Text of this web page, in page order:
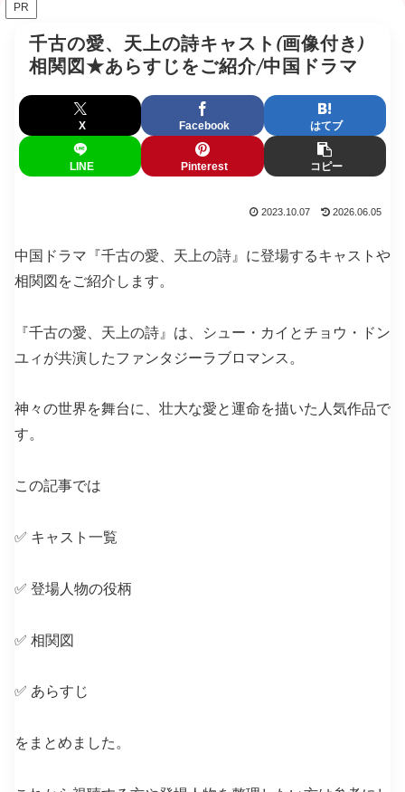
PR
千古の愛、天上の詩キャスト(画像付き)
相関図★あらすじをご紹介/中国ドラマ
X Facebook はてブ
LINE Pinterest コピー
2023.10.07 2026.06.05
中国ドラマ『千古の愛、天上の詩』に登場するキャストや
相関図をご紹介します。
『千古の愛、天上の詩』は、シュー・カイとチョウ・ドン
ユィが共演したファンタジーラブロマンス。
神々の世界を舞台に、壮大な愛と運命を描いた人気作品で
す。
この記事では
✅ キャスト一覧
✅ 登場人物の役柄
✅ 相関図
✅ あらすじ
をまとめました。